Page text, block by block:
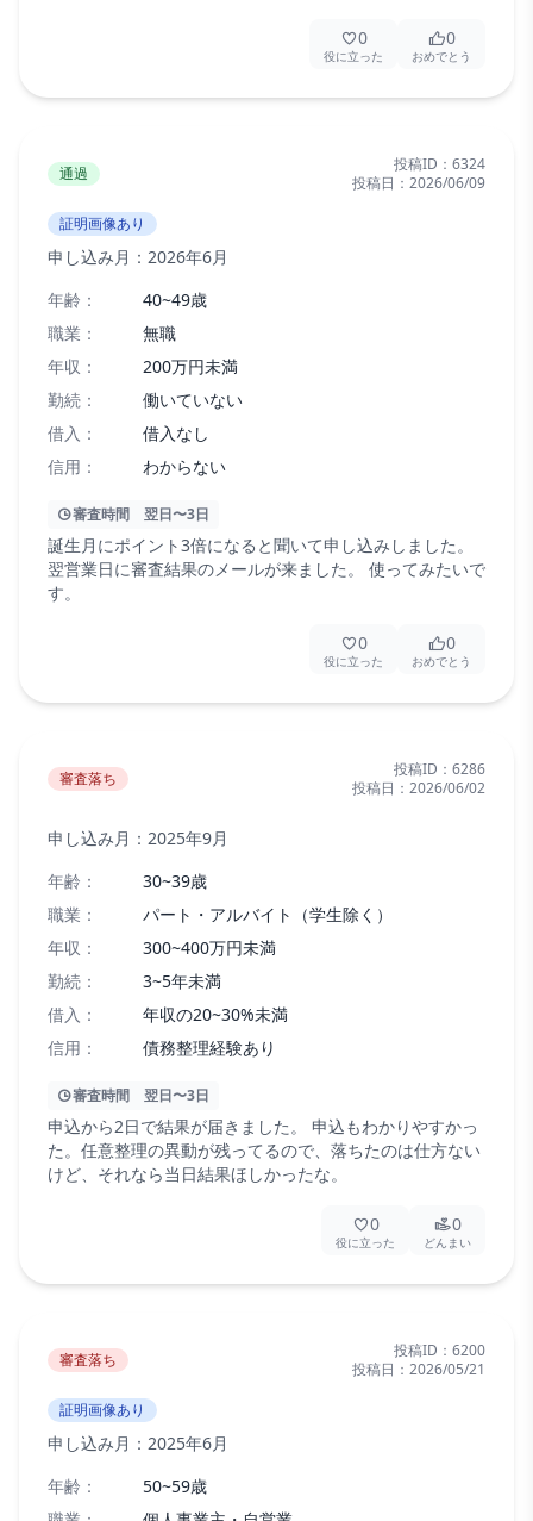
0
役に立った
0
おめでとう
通過 投稿ID： 6324
投稿日： 2026/06/09
証明画像あり
申し込み月： 2026年6月
年齢：
40~49歳
職業：
無職
年収：
200万円未満
勤続：
働いていない
借入：
借入なし
信用：
わからない
審査時間 翌日〜3日
誕生月にポイント3倍になると聞いて申し込みしました。
翌営業日に審査結果のメールが来ました。 使ってみたいで
す。
0
役に立った
0
おめでとう
審査落ち 投稿ID： 6286
投稿日： 2026/06/02
申し込み月： 2025年9月
年齢：
30~39歳
職業：
パート・アルバイト（学生除く）
年収：
300~400万円未満
勤続：
3~5年未満
借入：
年収の20~30%未満
信用：
債務整理経験あり
審査時間 翌日〜3日
申込から2日で結果が届きました。 申込もわかりやすかっ
た。任意整理の異動が残ってるので、落ちたのは仕方ない
けど、それなら当日結果ほしかったな。
0
役に立った
0
どんまい
審査落ち 投稿ID： 6200
投稿日： 2026/05/21
証明画像あり
申し込み月： 2025年6月
年齢：
50~59歳